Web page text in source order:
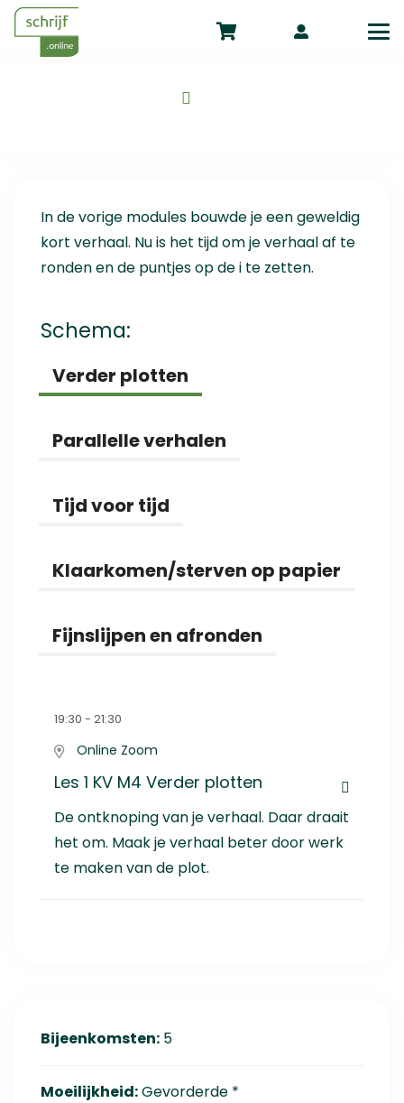
In de vorige modules bouwde je een geweldig
kort verhaal. Nu is het tijd om je verhaal af te
ronden en de puntjes op de i te zetten.
Schema:
Verder plotten
Parallelle verhalen
Tijd voor tijd
Klaarkomen/sterven op papier
Fijnslijpen en afronden
19:30 - 21:30
Online Zoom
Les 1 KV M4 Verder plotten
De ontknoping van je verhaal. Daar draait
het om. Maak je verhaal beter door werk
te maken van de plot.
Bijeenkomsten: 5
Moeilijkheid:Gevorderde *